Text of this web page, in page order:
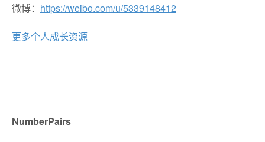
微博： https://weibo.com/u/5339148412
更多个人成长资源
NumberPairs